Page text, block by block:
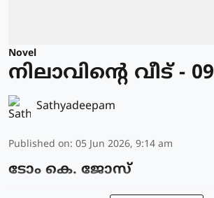
Novel
നിലാവിന്റെ വീട് - 09
Sathyadeepam
Published on: 05 Jun 2026, 9:14 am
ടോം കെ. ജോസ്